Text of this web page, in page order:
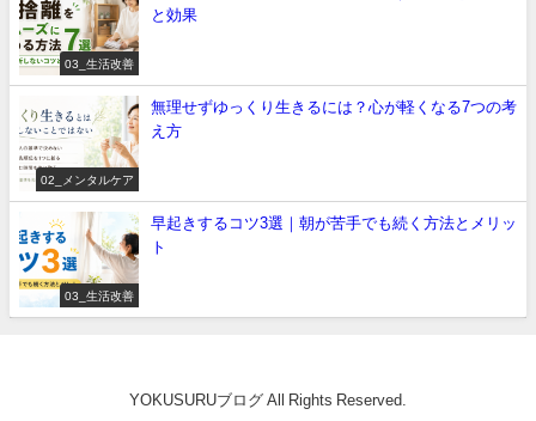
03_生活改善
と効果
02_メンタルケア
無理せずゆっくり生きるには？心が軽くなる7つの考
え方
03_生活改善
早起きするコツ3選｜朝が苦手でも続く方法とメリッ
ト
YOKUSURUブログ All Rights Reserved.